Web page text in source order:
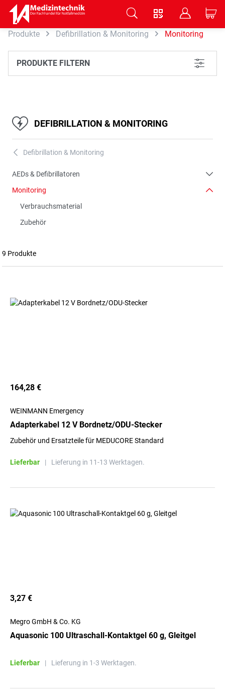
Zum Hauptinhalt springen
V B C
Produkte Defibrillation & Monitoring Monitoring
PRODUKTE FILTERN L
DEFIBRILLATION & MONITORING
A Defibrillation & Monitoring
AEDs & Defibrillatoren
Monitoring
Verbrauchsmaterial
Zubehör
9 Produkte
164,28 €
WEINMANN Emergency
Adapterkabel 12 V Bordnetz/ODU-Stecker
Zubehör und Ersatzteile für MEDUCORE Standard
Lieferbar | Lieferung in 11-13 Werktagen.
3,27 €
Megro GmbH & Co. KG
Aquasonic 100 Ultraschall-Kontaktgel 60 g, Gleitgel
Lieferbar | Lieferung in 1-3 Werktagen.